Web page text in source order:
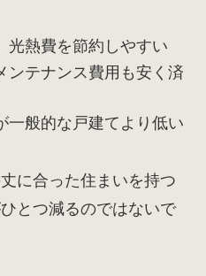
光熱費を節約しやすい
ンテナンス費用も安く済
一般的な戸建てより低い
に合った住まいを持つ
とつ減るのではないで